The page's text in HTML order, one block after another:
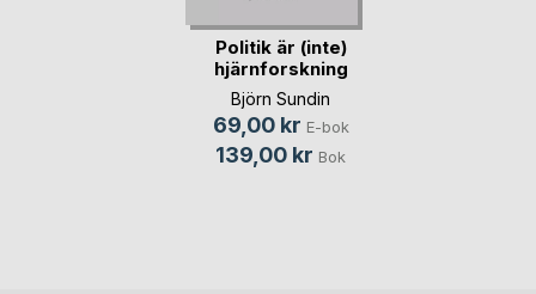
Politik är (inte)
hjärnforskning
Björn Sundin
69,00 kr E-bok
139,00 kr Bok